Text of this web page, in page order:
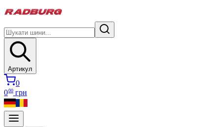
Артикул
0
000 грн